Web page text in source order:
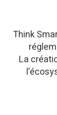
Think
La